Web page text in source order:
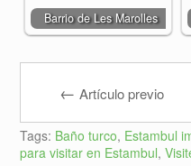
Barrio de Les Marolles
← Artículo previo
Tags: Baño turco, Estambul
para visitar en Estambul,